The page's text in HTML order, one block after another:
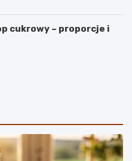
cukrowy – proporcje i